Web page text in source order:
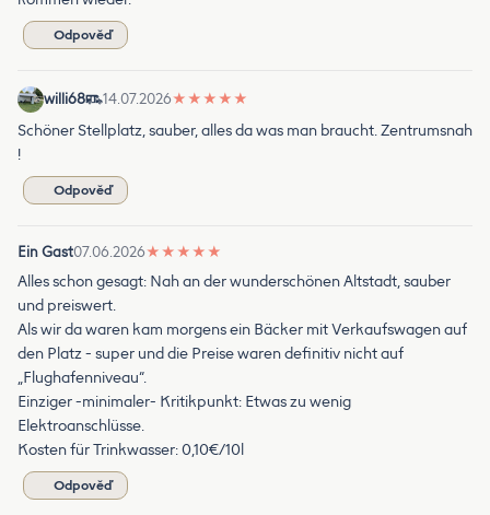
Odpověď
willi68 14.07.2026★ ★ ★ ★ ★
Schöner Stellplatz, sauber, alles da was man braucht. Zentrumsnah
!
Odpověď
Ein Gast07.06.2026★ ★ ★ ★ ★
Alles schon gesagt: Nah an der wunderschönen Altstadt, sauber
und preiswert.
Als wir da waren kam morgens ein Bäcker mit Verkaufswagen auf
den Platz - super und die Preise waren definitiv nicht auf
„Flughafenniveau“.
Einziger -minimaler- Kritikpunkt: Etwas zu wenig
Elektroanschlüsse.
Kosten für Trinkwasser: 0,10€/10l
Odpověď